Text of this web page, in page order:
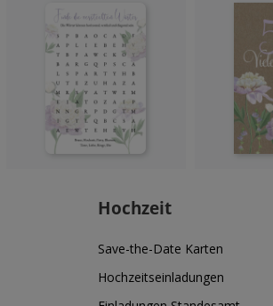
Hochzeit
Save-the-Date Karten
Hochzeitseinladungen